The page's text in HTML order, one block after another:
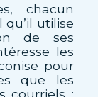
chacun
utilise
de ses
les
pour
que les
courriels :